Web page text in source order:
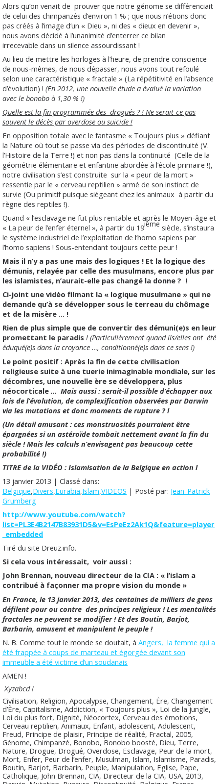
Alors qu’on venait de prouver que notre génome se différenciait
de celui des chimpanzés d’environ 1 % ; que nous n’étions donc
pas créés à l’image d’un « Dieu », ni des « dieux en devenir »,
nous avons décidé à l’unanimité d’enterrer ce bilan
irrecevable dans un silence assourdissant !
Au lieu de mettre les horloges à l’heure, de prendre conscience
de nous-mêmes, de nous dépasser, nous avons tout refoulé
selon une caractéristique « fractale » (La répétitivité en l’absence
d’évolution) ! (En 2012, une nouvelle étude a évalué la variation
avec le bonobo à 1,30 % !)
Quelle est la fin programmée des drogués ? ! Ne serait-ce pas
souvent le décès par overdose ou suicide !
En opposition totale avec le fantasme « Toujours plus » défiant
la Nature où tout se passe via des périodes de discontinuité (V.
l’Histoire de la Terre !) et non pas dans la continuité (Celle de la
géométrie élémentaire et enfantine abordée à l’école primaire !),
notre civilisation s’est construite sur la « peur de la mort »
ressentie par le « cerveau reptilien » armé de son instinct de
survie (Ou primitif puisque siégeant chez les animaux à partir du
règne des reptiles !).
Quand « l’esclavage ne fut plus rentable et après le Moyen-âge et
« La peur de l’enfer éternel », à partir du 19ième siècle, s’instaura
le système industriel de l’exploitation de l’homo sapiens par
l’homo sapiens ! Sous-entendant toujours cette peur !
Mais il n’y a pas une mais des logiques ! Et la logique des
démunis, relayée par celle des musulmans, encore plus par
les islamistes, n’aurait-elle pas changé la donne ? !
Ci-joint une vidéo filmant la « logique musulmane » qui ne
demande qu’à se développer sous le terreau du chômage
et de la misère … !
Rien de plus simple que de convertir des démuni(e)s en leur
promettant le paradis ! (Particulièrement quand ils/elles ont été
éduqué(e)s dans la croyance …, conditionné(e)s dans ce sens !)
Le point positif : Après la fin de cette civilisation
religieuse suite à une tuerie inimaginable mondiale, sur les
décombres, une nouvelle ère se développera, plus
néocorticale … Mais aussi : serait-il possible d’échapper aux
lois de l’évolution, de complexification observées par Darwin
via les mutations et donc moments de rupture ? !
(Un détail amusant : ces monstruosités pourraient être
épargnées si un astéroïde tombait nettement avant la fin du
siècle ! Mais les calculs n’envisagent pas beaucoup cette
probabilité !)
TITRE de la VIDÉO : Islamisation de la Belgique en action !
13 janvier 2013 | Classé dans:
Belgique,Divers,Eurabia,Islam,VIDEOS | Posté par: Jean-Patrick
Grumberg
http://www.youtube.com/watch?
list=PL3E4B2147B83931D5&v=EsPeEz2Ak1Q&feature=player
_embedded
Tiré du site Dreuz.info.
Si cela vous intéressait, voir aussi :
John Brennan, nouveau directeur de la CIA : « l’islam a
contribué à façonner ma propre vision du monde »
En France, le 13 janvier 2013, des centaines de milliers de gens
défilent pour ou contre des principes religieux ! Les mentalités
fractales ne peuvent se modifier ! Et des Boutin, Barjot,
Barbarin, amusent et manipulent le peuple !
N. B. Comme tout le monde se doutait, à Angers, la femme qui a
été frappée à coups de marteau et égorgée devant son
immeuble a été victime d’un soudanais
AMEN !
Xyzabcd !
Civilisation, Religion, Apocalypse, Changement, Ère, Changement
d’Ère, Capitalisme, Addiction, « Toujours plus », Loi de la jungle,
Loi du plus fort, Dignité, Néocortex, Cerveau des émotions,
Cerveau reptilien, Animaux, Enfant, adolescent, Adulescent,
Freud, Principe de plaisir, Principe de réalité, Fractal, 2005,
Génome, Chimpanzé, Bonobo, Bonobo boosté, Dieu, Terre,
Nature, Drogue, Drogué, Overdose, Esclavage, Peur de la mort,
Mort, Enfer, Peur de l’enfer, Musulman, Islam, Islamisme, Paradis,
Boutin, Barjot, Barbarin, Peuple, Manipulation, Eglise, Pape,
Catholique, John Brennan, CIA, Directeur de la CIA, USA, 2013,